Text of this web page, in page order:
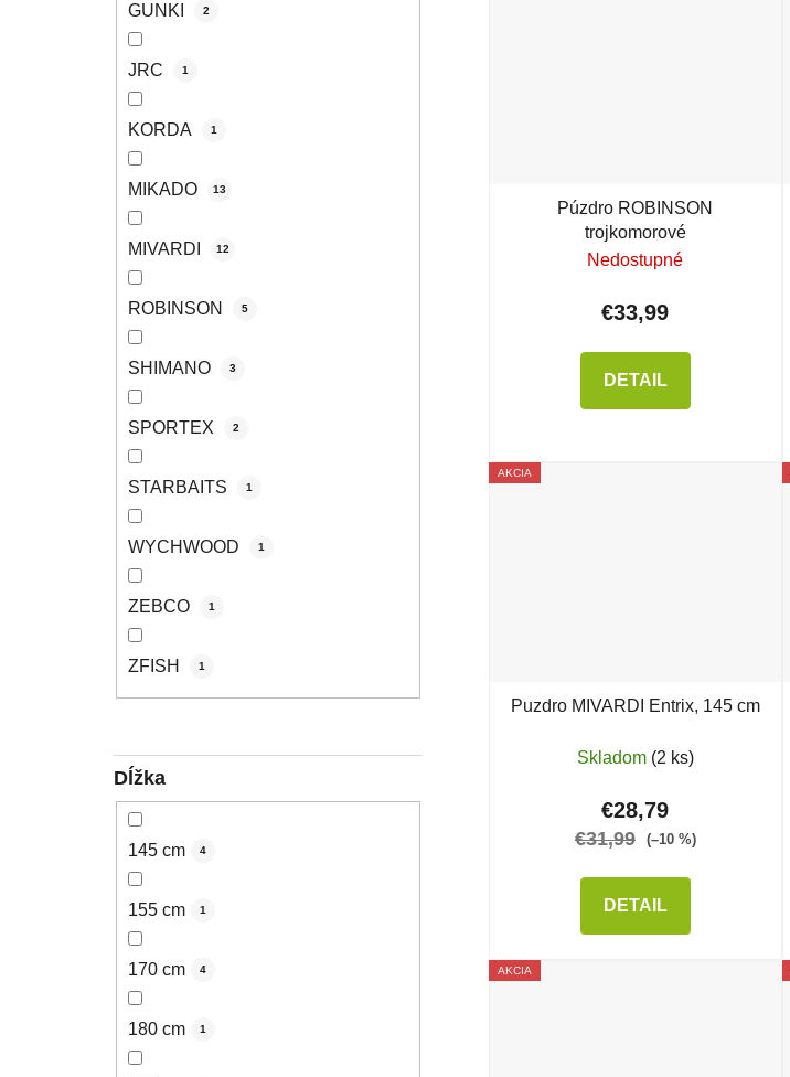
GUNKI 2
JRC 1
KORDA 1
MIKADO 13
MIVARDI 12
ROBINSON 5
SHIMANO 3
SPORTEX 2
STARBAITS 1
WYCHWOOD 1
ZEBCO 1
ZFISH 1
Dĺžka
145 cm 4
155 cm 1
170 cm 4
180 cm 1
Púzdro ROBINSON
trojkomorové
Nedostupné
€33,99
DETAIL
AKCIA
Puzdro MIVARDI Entrix, 145 cm
Skladom (2 ks)
€28,79
€31,99 (–10 %)
DETAIL
AKCIA